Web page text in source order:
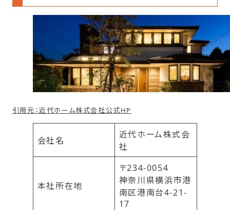
引用元：近代ホーム株式会社公式HP
会社名
近代ホーム株式会
社
本社所在地
〒234-0054
神奈川県横浜市港
南区港南台4-21-
17